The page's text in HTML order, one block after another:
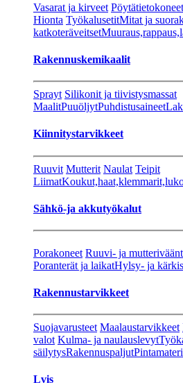
Vasarat ja kirveet Pöytätietokoneet
Hionta TyökalusetitMitat ja
katkoteräveitset
Rakennuskemikaalit
Sprayt Silikonit ja tiivistysmassat
MaalitPuuöljytPuhdistusaineet
Kiinnitystarvikkeet
Ruuvit Mutterit Naulat Teipit
Liimat
Sähkö-ja akkutyökalut
Porakoneet Ruuvi- ja
Poranterät ja laikatHylsy- ja
Rakennustarvikkeet
Suojavarusteet Maalaustarvikkeet
valot Kulma- ja naulauslevyt
säilytysRakennuspaljut
Lvis